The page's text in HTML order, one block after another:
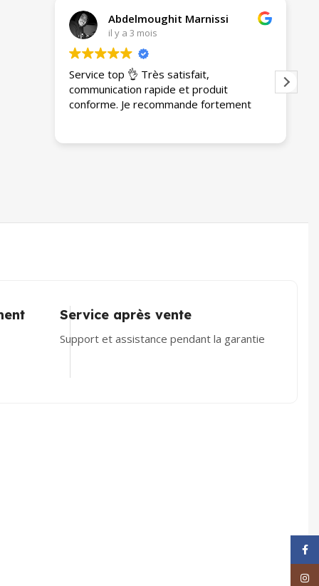
Abdelmoughit Marnissi
il y a 3 mois
Service top 👌 Très satisfait,
communication rapide et produit
conforme. Je recommande fortement
Service après vente
Support et assistance pendant la garantie